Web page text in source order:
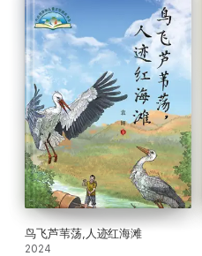
鸟飞芦苇荡,人迹红海滩
2024